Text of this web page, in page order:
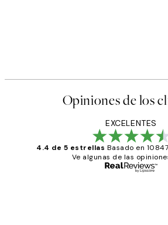
Opiniones de los
EXCELENTES
4.4 de 5 estrellas Basado en
Ve algunas de las